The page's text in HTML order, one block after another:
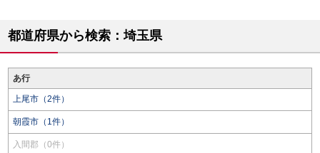
都道府県から検索：埼玉県
あ行
上尾市（2件）
朝霞市（1件）
入間郡（0件）